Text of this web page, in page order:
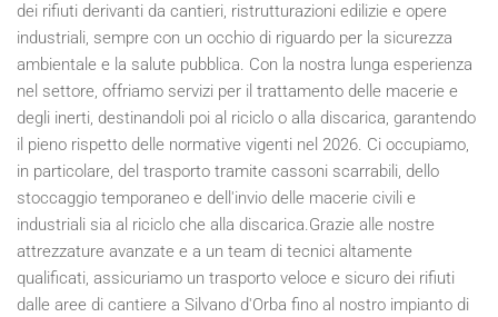
dei rifiuti derivanti da cantieri, ristrutturazioni edilizie e opere
industriali, sempre con un occhio di riguardo per la sicurezza
ambientale e la salute pubblica. Con la nostra lunga esperienza
nel settore, offriamo servizi per il trattamento delle macerie e
degli inerti, destinandoli poi al riciclo o alla discarica, garantendo
il pieno rispetto delle normative vigenti nel 2026. Ci occupiamo,
in particolare, del trasporto tramite cassoni scarrabili, dello
stoccaggio temporaneo e dell'invio delle macerie civili e
industriali sia al riciclo che alla discarica.Grazie alle nostre
attrezzature avanzate e a un team di tecnici altamente
qualificati, assicuriamo un trasporto veloce e sicuro dei rifiuti
dalle aree di cantiere a Silvano d'Orba fino al nostro impianto di